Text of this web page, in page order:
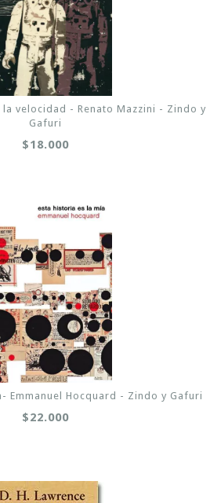
velocidad - Renato Mazzini - Zindo y
Gafuri
$18.000
Emmanuel Hocquard - Zindo y Gafuri
$22.000